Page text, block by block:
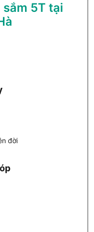
5T tại
đời